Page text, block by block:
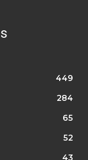
449
284
65
52
43